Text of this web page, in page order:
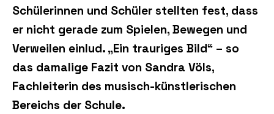
Schülerinnen und Schüler stellten fest, dass
er nicht gerade zum Spielen, Bewegen und
Verweilen einlud. „Ein trauriges Bild“ – so
das damalige Fazit von Sandra Völs,
Fachleiterin des musisch-künstlerischen
Bereichs der Schule.